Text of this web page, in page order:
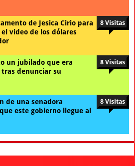
de Jesica Cirio para
video de los dólares
8 Visitas
un jubilado que era
denunciar su
8 Visitas
de una senadora
este gobierno llegue al
8 Visitas